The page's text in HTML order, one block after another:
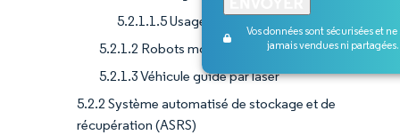
5.2.1.1.5 Usage spécial
5.2.1.2 Robots mobiles autonomes (AMR)
5.2.1.3 Véhicule guidé par laser
5.2.2 Système automatisé de stockage et de
récupération (ASRS)
Vos données sont sécurisées et ne
jamais vendues ni partagées.